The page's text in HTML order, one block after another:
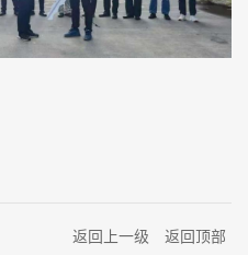
返回上一级 返回顶部